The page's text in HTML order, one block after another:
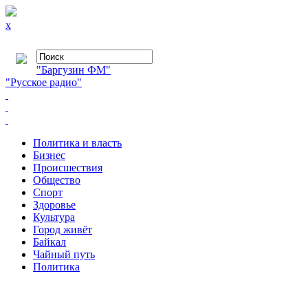
x
"Баргузин ФМ"
"Русское радио"
Политика и власть
Бизнес
Происшествия
Общество
Cпорт
Здоровье
Культура
Город живёт
Байкал
Чайный путь
Политика